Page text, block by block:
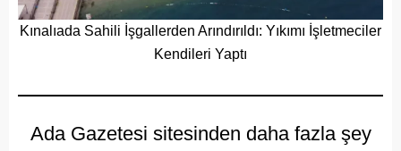
Kınalıada Sahili İşgallerden Arındırıldı: Yıkımı İşletmeciler
Kendileri Yaptı
Ada Gazetesi sitesinden daha fazla şey